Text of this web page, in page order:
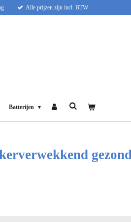
Alle prijzen zijn incl. BTW
Batterijen